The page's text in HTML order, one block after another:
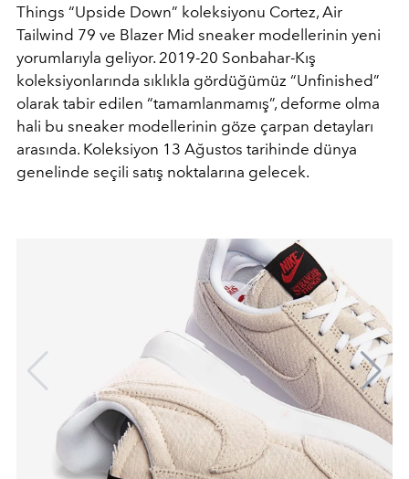
Things “Upside Down” koleksiyonu Cortez, Air
Tailwind 79 ve Blazer Mid sneaker modellerinin yeni
yorumlarıyla geliyor. 2019-20 Sonbahar-Kış
koleksiyonlarında sıklıkla gördüğümüz “Unfinished”
olarak tabir edilen “tamamlanmamış”, deforme olma
hali bu sneaker modellerinin göze çarpan detayları
arasında. Koleksiyon 13 Ağustos tarihinde dünya
genelinde seçili satış noktalarına gelecek.